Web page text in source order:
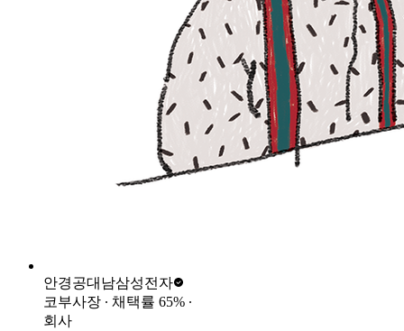
안경공대남삼성전자
코부사장 ∙ 채택률 65% ∙
회사